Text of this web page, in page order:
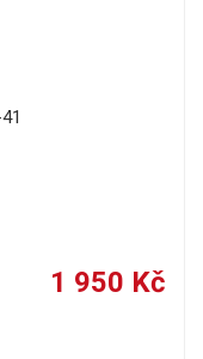
1 950 Kč